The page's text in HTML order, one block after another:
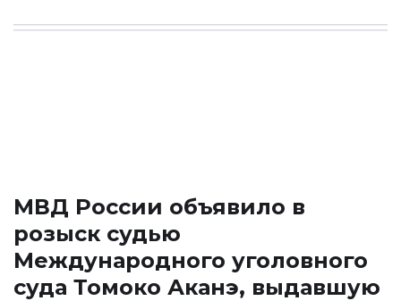
МВД России объявило в
розыск судью
Международного уголовного
суда Томоко Аканэ, выдавшую